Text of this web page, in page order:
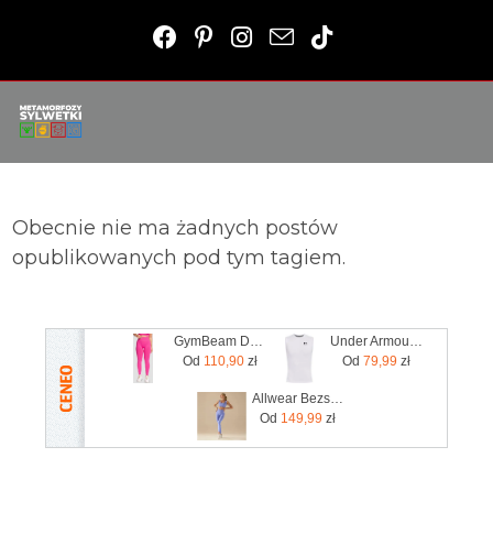
Obecnie nie ma żadnych postów
opublikowanych pod tym tagiem.
GymBeam Damskie Legginsy Sculpt Seamless Rose
Od 110,90 zł
Under Armour Bezrękawnik Męski Heatgear Armour Sleeveless Biały
Od 79,99 zł
Allwear Bezszwowe Legginsy Basic V-Waist Lavender Blue 1Szt.
Od 149,99 zł